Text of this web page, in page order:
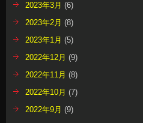
2023年3月 (6)
2023年2月 (8)
2023年1月 (5)
2022年12月 (9)
2022年11月 (8)
2022年10月 (7)
2022年9月 (9)